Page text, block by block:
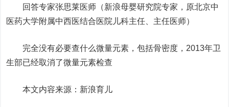
回答专家张思莱医师（新浪母婴研究院专家，原北京中
医药大学附属中西医结合医院儿科主任、主任医师）
完全没有必要查什么微量元素，包括骨密度，2013年卫
生部已经取消了微量元素检查
本文内容来源：新浪育儿